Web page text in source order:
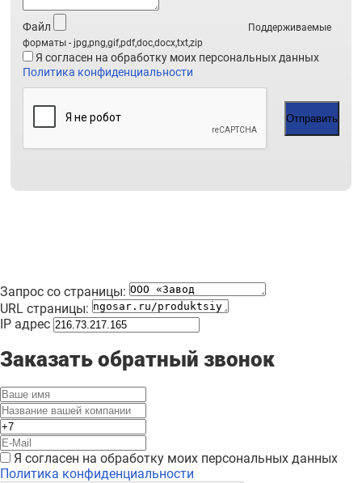
Файл
Поддерживаемые
форматы - jpg,png,gif,pdf,doc,docx,txt,zip
Я согласен на обработку моих персональных данных
Политика конфиденциальности
Отправить
Запрос со страницы:
URL страницы:
IP адрес
Заказать обратный звонок
Я согласен на обработку моих персональных данных
Политика конфиденциальности